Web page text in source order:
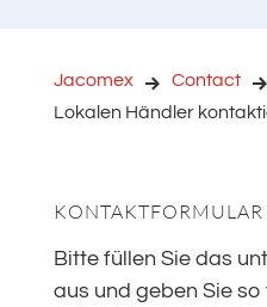
Jacomex
Contact
Lokalen Händler
KONTAKTFORMULAR
Bitte füllen Sie das
aus und geben Sie